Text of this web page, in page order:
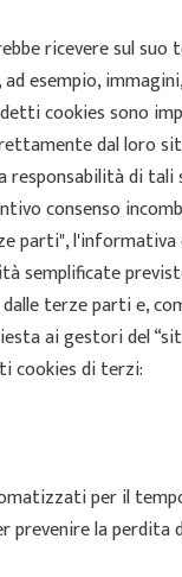
ricevere sul
esempio,
cookies sono
dal loro
di
consenso
parti",
semplificate
terze parti e,
ai gestori del
cookies di terzi:
per il
prevenire la